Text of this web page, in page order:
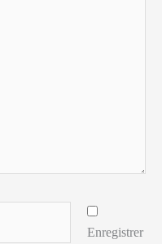
Enregistrer